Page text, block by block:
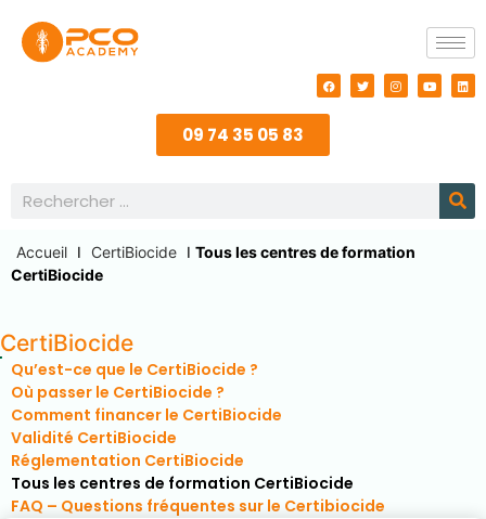
09 74 35 05 83
Accueil I CertiBiocide I Tous les centres de formation
CertiBiocide
CertiBiocide
Qu’est-ce que le CertiBiocide ?
Où passer le CertiBiocide ?
Comment financer le CertiBiocide
Validité CertiBiocide
Réglementation CertiBiocide
Tous les centres de formation CertiBiocide
FAQ – Questions fréquentes sur le Certibiocide